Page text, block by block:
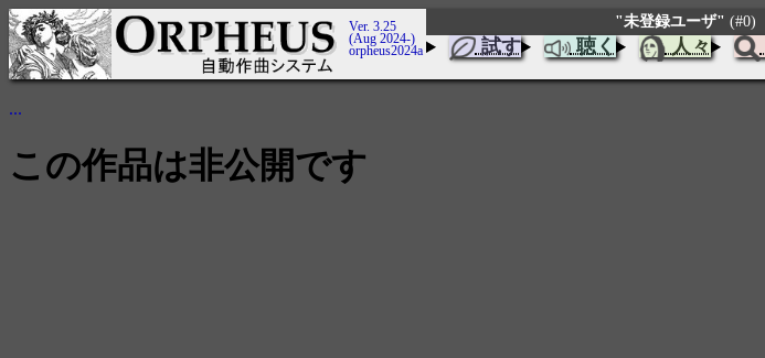
Ver. 3.25
(Aug 2024-)
orpheus2024a
"未登録ユーザ" (#0)
試す 聴く 人々
...
この作品は非公開です